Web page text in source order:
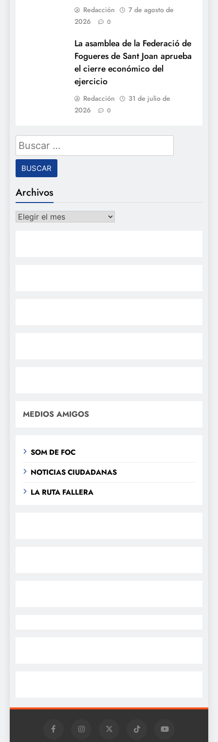
Redacción
7 de agosto de
2026
0
La asamblea de la Federació de
Fogueres de Sant Joan aprueba
el cierre económico del
ejercicio
Redacción
31 de julio de
2026
0
Buscar:
Archivos
Archivos
MEDIOS AMIGOS
SOM DE FOC
NOTICIAS CIUDADANAS
LA RUTA FALLERA